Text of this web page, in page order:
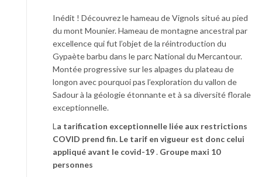
Inédit ! Découvrez le hameau de Vignols situé au pied
du mont Mounier. Hameau de montagne ancestral par
excellence qui fut l’objet de la réintroduction du
Gypaète barbu dans le parc National du Mercantour.
Montée progressive sur les alpages du plateau de
longon avec pourquoi pas l’exploration du vallon de
Sadour à la géologie étonnante et à sa diversité florale
exceptionnelle.
L a tarification exceptionnelle liée aux restrictions
COVID prend fin. Le tarif en vigueur est donc celui
appliqué avant le covid-19. Groupe maxi 10
personnes